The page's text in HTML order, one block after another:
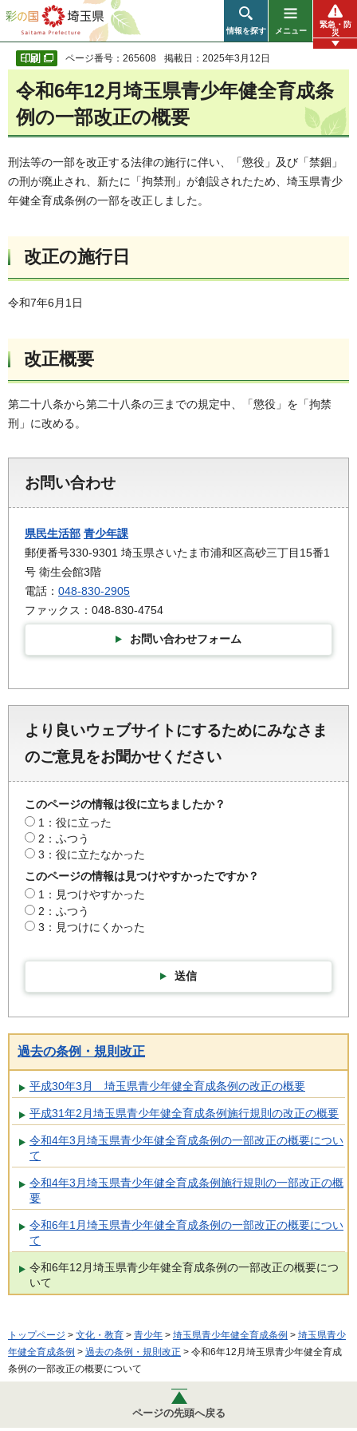
彩の国 埼玉県
情報を探す メニュー
緊急・防
災
ページ番号：265608 掲載日：2025年3月12日
令和6年12月埼玉県青少年健全育成条
例の一部改正の概要
刑法等の一部を改正する法律の施行に伴い、「懲役」及び「禁錮」
の刑が廃止され、新たに「拘禁刑」が創設されたため、埼玉県青少
年健全育成条例の一部を改正しました。
改正の施行日
令和7年6月1日
改正概要
第二十八条から第二十八条の三までの規定中、「懲役」を「拘禁
刑」に改める。
お問い合わせ
県民生活部 青少年課
郵便番号330-9301 埼玉県さいたま市浦和区高砂三丁目15番1
号 衛生会館3階
電話： 048-830-2905
ファックス：048-830-4754
お問い合わせフォーム
より良いウェブサイトにするためにみなさま
のご意見をお聞かせください
このページの情報は役に立ちましたか？
1：役に立った
2：ふつう
3：役に立たなかった
このページの情報は見つけやすかったですか？
1：見つけやすかった
2：ふつう
3：見つけにくかった
送信
過去の条例・規則改正
平成30年3月 埼玉県青少年健全育成条例の改正の概要
平成31年2月埼玉県青少年健全育成条例施行規則の改正の概要
令和4年3月埼玉県青少年健全育成条例の一部改正の概要につい
て
令和4年3月埼玉県青少年健全育成条例施行規則の一部改正の概
要
令和6年1月埼玉県青少年健全育成条例の一部改正の概要につい
て
令和6年12月埼玉県青少年健全育成条例の一部改正の概要につ
いて
トップページ > 文化・教育 > 青少年 > 埼玉県青少年健全育成条例 > 埼玉県青少
年健全育成条例 > 過去の条例・規則改正 > 令和6年12月埼玉県青少年健全育成
条例の一部改正の概要について
ページの先頭へ戻る